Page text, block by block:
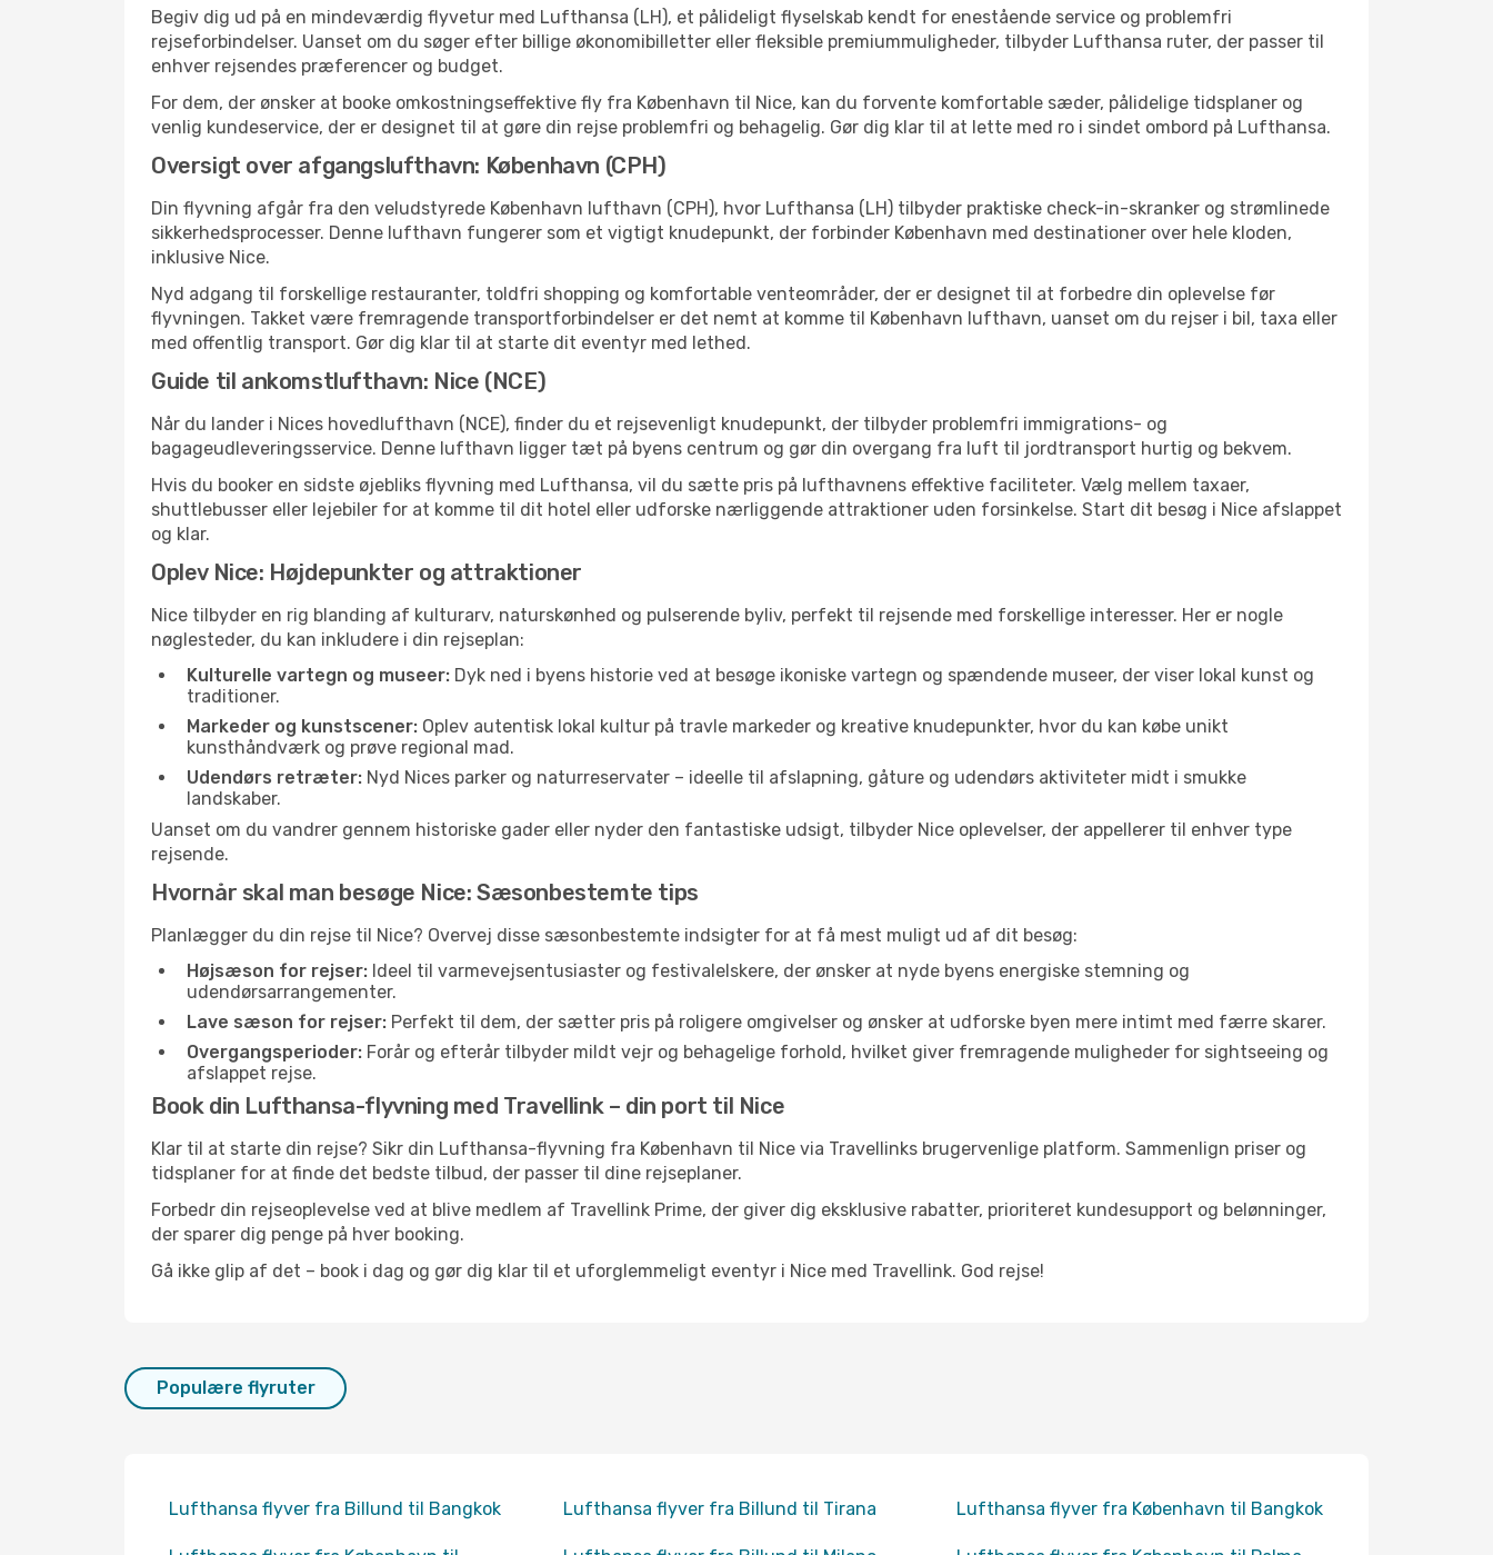
Begiv dig ud på en mindeværdig flyvetur med Lufthansa (LH), et pålideligt flyselskab kendt for enestående service og problemfri
rejseforbindelser. Uanset om du søger efter billige økonomibilletter eller fleksible premiummuligheder, tilbyder Lufthansa ruter, der passer til
enhver rejsendes præferencer og budget.
For dem, der ønsker at booke omkostningseffektive fly fra København til Nice, kan du forvente komfortable sæder, pålidelige tidsplaner og
venlig kundeservice, der er designet til at gøre din rejse problemfri og behagelig. Gør dig klar til at lette med ro i sindet ombord på Lufthansa.
Oversigt over afgangslufthavn: København (CPH)
Din flyvning afgår fra den veludstyrede København lufthavn (CPH), hvor Lufthansa (LH) tilbyder praktiske check-in-skranker og strømlinede
sikkerhedsprocesser. Denne lufthavn fungerer som et vigtigt knudepunkt, der forbinder København med destinationer over hele kloden,
inklusive Nice.
Nyd adgang til forskellige restauranter, toldfri shopping og komfortable venteområder, der er designet til at forbedre din oplevelse før
flyvningen. Takket være fremragende transportforbindelser er det nemt at komme til København lufthavn, uanset om du rejser i bil, taxa eller
med offentlig transport. Gør dig klar til at starte dit eventyr med lethed.
Guide til ankomstlufthavn: Nice (NCE)
Når du lander i Nices hovedlufthavn (NCE), finder du et rejsevenligt knudepunkt, der tilbyder problemfri immigrations- og
bagageudleveringsservice. Denne lufthavn ligger tæt på byens centrum og gør din overgang fra luft til jordtransport hurtig og bekvem.
Hvis du booker en sidste øjebliks flyvning med Lufthansa, vil du sætte pris på lufthavnens effektive faciliteter. Vælg mellem taxaer,
shuttlebusser eller lejebiler for at komme til dit hotel eller udforske nærliggende attraktioner uden forsinkelse. Start dit besøg i Nice afslappet
og klar.
Oplev Nice: Højdepunkter og attraktioner
Nice tilbyder en rig blanding af kulturarv, naturskønhed og pulserende byliv, perfekt til rejsende med forskellige interesser. Her er nogle
nøglesteder, du kan inkludere i din rejseplan:
Kulturelle vartegn og museer: Dyk ned i byens historie ved at besøge ikoniske vartegn og spændende museer, der viser lokal kunst og
traditioner.
Markeder og kunstscener: Oplev autentisk lokal kultur på travle markeder og kreative knudepunkter, hvor du kan købe unikt
kunsthåndværk og prøve regional mad.
Udendørs retræter: Nyd Nices parker og naturreservater – ideelle til afslapning, gåture og udendørs aktiviteter midt i smukke
landskaber.
Uanset om du vandrer gennem historiske gader eller nyder den fantastiske udsigt, tilbyder Nice oplevelser, der appellerer til enhver type
rejsende.
Hvornår skal man besøge Nice: Sæsonbestemte tips
Planlægger du din rejse til Nice? Overvej disse sæsonbestemte indsigter for at få mest muligt ud af dit besøg:
Højsæson for rejser: Ideel til varmevejsentusiaster og festivalelskere, der ønsker at nyde byens energiske stemning og
udendørsarrangementer.
Lave sæson for rejser: Perfekt til dem, der sætter pris på roligere omgivelser og ønsker at udforske byen mere intimt med færre skarer.
Overgangsperioder: Forår og efterår tilbyder mildt vejr og behagelige forhold, hvilket giver fremragende muligheder for sightseeing og
afslappet rejse.
Book din Lufthansa-flyvning med Travellink – din port til Nice
Klar til at starte din rejse? Sikr din Lufthansa-flyvning fra København til Nice via Travellinks brugervenlige platform. Sammenlign priser og
tidsplaner for at finde det bedste tilbud, der passer til dine rejseplaner.
Forbedr din rejseoplevelse ved at blive medlem af Travellink Prime, der giver dig eksklusive rabatter, prioriteret kundesupport og belønninger,
der sparer dig penge på hver booking.
Gå ikke glip af det – book i dag og gør dig klar til et uforglemmeligt eventyr i Nice med Travellink. God rejse!
Populære flyruter
Lufthansa flyver fra Billund til Bangkok Lufthansa flyver fra Billund til Tirana Lufthansa flyver fra København til Bangkok